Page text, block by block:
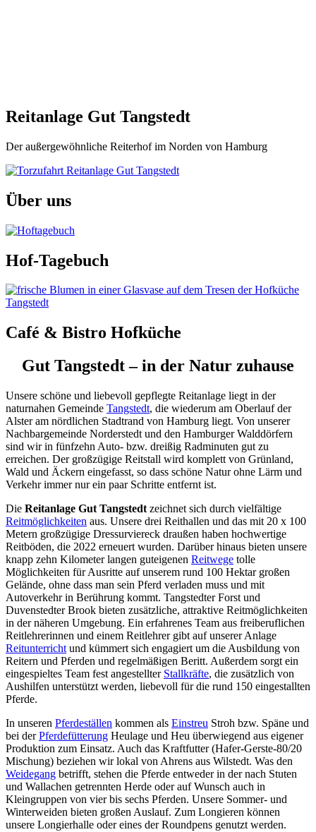
Reitanlage Gut Tangstedt
Der außergewöhnliche Reiterhof im Norden von Hamburg
Über uns
Hof-Tagebuch
Café & Bistro Hofküche
Gut Tangstedt – in der Natur zuhause
Unsere schöne und liebevoll gepflegte Reitanlage liegt in der
naturnahen Gemeinde Tangstedt, die wiederum am Oberlauf der
Alster am nördlichen Stadtrand von Hamburg liegt. Von unserer
Nachbargemeinde Norderstedt und den Hamburger Walddörfern
sind wir in fünfzehn Auto- bzw. dreißig Radminuten gut zu
erreichen. Der großzügige Reitstall wird komplett von Grünland,
Wald und Äckern eingefasst, so dass schöne Natur ohne Lärm und
Verkehr immer nur ein paar Schritte entfernt ist.
Die Reitanlage Gut Tangstedt zeichnet sich durch vielfältige
Reitmöglichkeiten aus. Unsere drei Reithallen und das mit 20 x 100
Metern großzügige Dressurviereck draußen haben hochwertige
Reitböden, die 2022 erneuert wurden. Darüber hinaus bieten unsere
knapp zehn Kilometer langen guteigenen Reitwege tolle
Möglichkeiten für Ausritte auf unserem rund 100 Hektar großen
Gelände, ohne dass man sein Pferd verladen muss und mit
Autoverkehr in Berührung kommt. Tangstedter Forst und
Duvenstedter Brook bieten zusätzliche, attraktive Reitmöglichkeiten
in der näheren Umgebung. Ein erfahrenes Team aus freiberuflichen
Reitlehrerinnen und einem Reitlehrer gibt auf unserer Anlage
Reitunterricht und kümmert sich engagiert um die Ausbildung von
Reitern und Pferden und regelmäßigen Beritt. Außerdem sorgt ein
eingespieltes Team fest angestellter Stallkräfte, die zusätzlich von
Aushilfen unterstützt werden, liebevoll für die rund 150 eingestallten
Pferde.
In unseren Pferdeställen kommen als Einstreu Stroh bzw. Späne und
bei derPferdefütterung Heulage und Heu überwiegend aus eigener
Produktion zum Einsatz. Auch das Kraftfutter (Hafer-Gerste-80/20
Mischung) beziehen wir lokal von Ahrens aus Wilstedt. Was den
Weidegang betrifft, stehen die Pferde entweder in der nach Stuten
und Wallachen getrennten Herde oder auf Wunsch auch in
Kleingruppen von vier bis sechs Pferden. Unsere Sommer- und
Winterweiden bieten großen Auslauf. Zum Longieren können
unsere Longierhalle oder eines der Roundpens genutzt werden.